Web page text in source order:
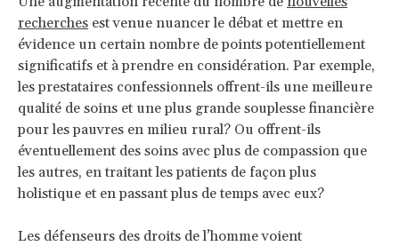
recherches est venue nuancer le débat et mettre en
évidence un certain nombre de points potentiellement
significatifs et à prendre en considération. Par exemple,
les prestataires confessionnels offrent-ils une meilleure
qualité de soins et une plus grande souplesse financière
pour les pauvres en milieu rural? Ou offrent-ils
éventuellement des soins avec plus de compassion que
les autres, en traitant les patients de façon plus
holistique et en passant plus de temps avec eux?
Les défenseurs des droits de l’homme voient